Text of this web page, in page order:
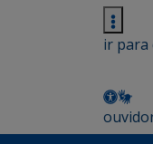
ir para